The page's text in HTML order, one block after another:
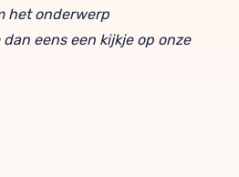
het onderwerp
eens een kijkje op onze